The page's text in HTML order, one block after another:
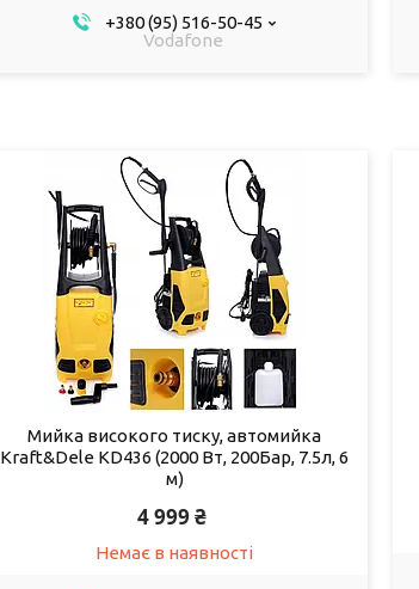
+380 (95) 516-50-45
Vodafone
Мийка високого тиску, автомийка
Kraft&Dele KD436 (2000 Вт, 200Бар, 7.5л, 6
м)
4 999 ₴
Немає в наявності